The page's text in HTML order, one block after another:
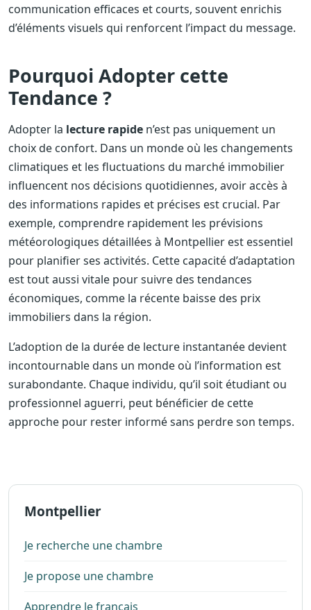
communication efficaces et courts, souvent enrichis
d’éléments visuels qui renforcent l’impact du message.
Pourquoi Adopter cette
Tendance ?
Adopter la lecture rapide n’est pas uniquement un
choix de confort. Dans un monde où les changements
climatiques et les fluctuations du marché immobilier
influencent nos décisions quotidiennes, avoir accès à
des informations rapides et précises est crucial. Par
exemple, comprendre rapidement les prévisions
météorologiques détaillées à Montpellier est essentiel
pour planifier ses activités. Cette capacité d’adaptation
est tout aussi vitale pour suivre des tendances
économiques, comme la récente baisse des prix
immobiliers dans la région.
L’adoption de la durée de lecture instantanée devient
incontournable dans un monde où l’information est
surabondante. Chaque individu, qu’il soit étudiant ou
professionnel aguerri, peut bénéficier de cette
approche pour rester informé sans perdre son temps.
Montpellier
Je recherche une chambre
Je propose une chambre
Apprendre le français